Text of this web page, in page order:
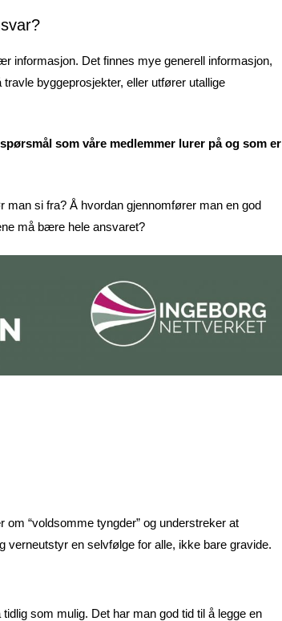
informasjon. Det finnes mye generell informasjon,
byggeprosjekter, eller utfører utallige
som våre medlemmer lurer på og som er
si fra? Å hvordan gjennomfører man en god
må bære hele ansvaret?
“voldsomme tyngder” og understreker at
en selvfølge for alle, ikke bare gravide.
som mulig. Det har man god tid til å legge en